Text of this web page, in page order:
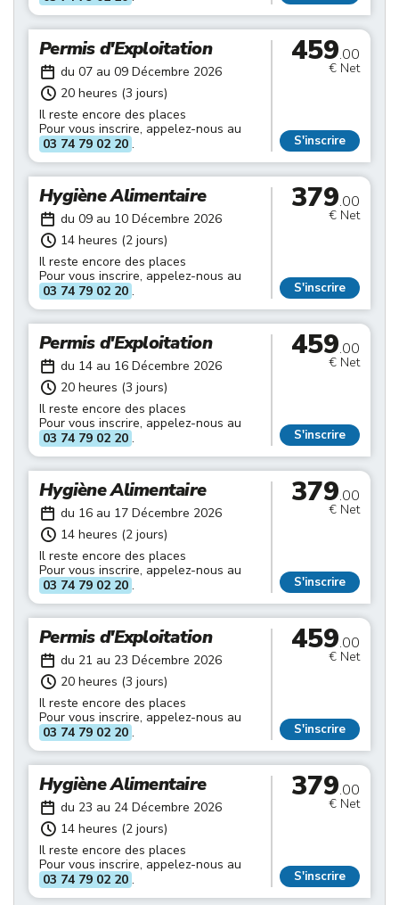
Permis d'Exploitation
du 07 au 09 Décembre 2026
20 heures (3 jours)
Il reste encore des places
Pour vous inscrire, appelez-nous au
03 74 79 02 20 .
459.00
€ Net
S'inscrire
Hygiène Alimentaire
du 09 au 10 Décembre 2026
14 heures (2 jours)
Il reste encore des places
Pour vous inscrire, appelez-nous au
03 74 79 02 20 .
379.00
€ Net
S'inscrire
Permis d'Exploitation
du 14 au 16 Décembre 2026
20 heures (3 jours)
Il reste encore des places
Pour vous inscrire, appelez-nous au
03 74 79 02 20 .
459.00
€ Net
S'inscrire
Hygiène Alimentaire
du 16 au 17 Décembre 2026
14 heures (2 jours)
Il reste encore des places
Pour vous inscrire, appelez-nous au
03 74 79 02 20 .
379.00
€ Net
S'inscrire
Permis d'Exploitation
du 21 au 23 Décembre 2026
20 heures (3 jours)
Il reste encore des places
Pour vous inscrire, appelez-nous au
03 74 79 02 20 .
459.00
€ Net
S'inscrire
Hygiène Alimentaire
du 23 au 24 Décembre 2026
14 heures (2 jours)
Il reste encore des places
Pour vous inscrire, appelez-nous au
03 74 79 02 20 .
379.00
€ Net
S'inscrire